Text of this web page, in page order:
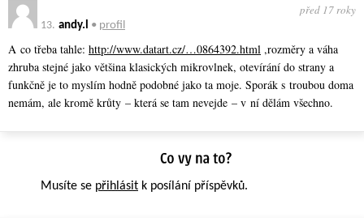
13. andy.l • profil
před 17 roky
A co třeba tahle: http://www.datart.cz/…0864392.html ,rozměry a váha
zhruba stejné jako většina klasických mikrovlnek, otevírání do strany a
funkčně je to myslím hodně podobné jako ta moje. Sporák s troubou doma
nemám, ale kromě krůty – která se tam nevejde – v ní dělám všechno.
Musíte se přihlásit k posílání příspěvků.